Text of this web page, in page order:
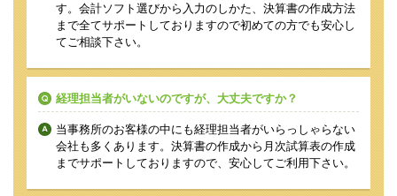
す。会計ソフト選びから入力のしかた、決算書の作成方法
まで全てサポートしておりますので初めての方でも安心し
てご相談下さい。
経理担当者がいないのですが、大丈夫ですか？
当事務所のお客様の中にも経理担当者がいらっしゃらない
会社も多くあります。決算書の作成から月次試算表の作成
までサポートしておりますので、安心してご利用下さい。